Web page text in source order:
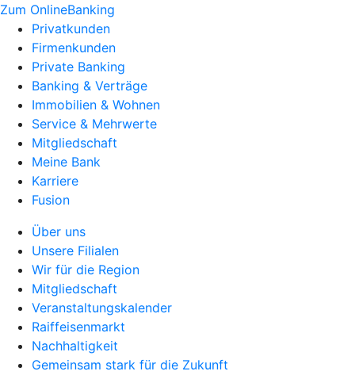
Zum OnlineBanking
Privatkunden
Firmenkunden
Private Banking
Banking & Verträge
Immobilien & Wohnen
Service & Mehrwerte
Mitgliedschaft
Meine Bank
Karriere
Fusion
Über uns
Unsere Filialen
Wir für die Region
Mitgliedschaft
Veranstaltungskalender
Raiffeisenmarkt
Nachhaltigkeit
Gemeinsam stark für die Zukunft